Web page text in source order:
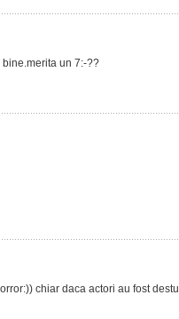
un 7:-??
chiar daca actori au fost destul